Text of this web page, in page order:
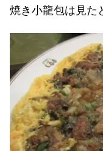
焼き小龍包は見た